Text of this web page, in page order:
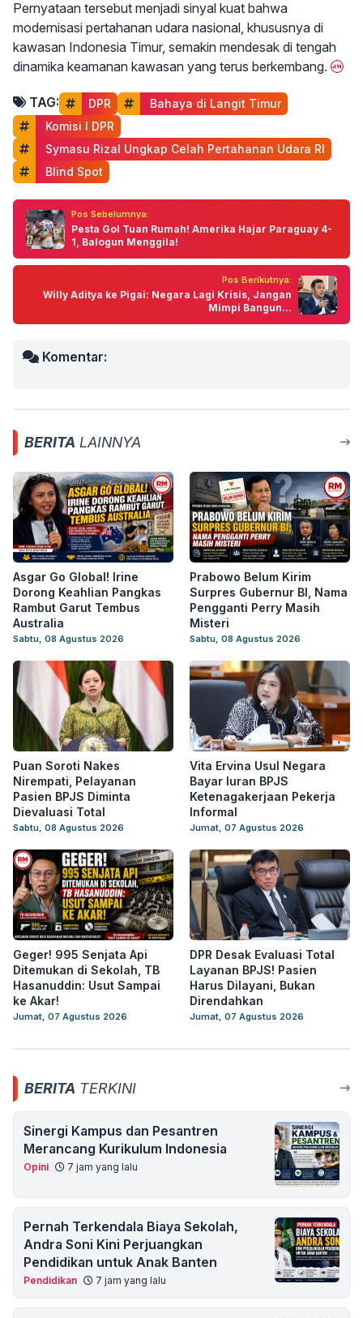
Pernyataan tersebut menjadi sinyal kuat bahwa
modernisasi pertahanan udara nasional, khususnya di
kawasan Indonesia Timur, semakin mendesak di tengah
dinamika keamanan kawasan yang terus berkembang.
TAG: DPR
Bahaya di Langit Timur
Komisi I DPR
Symasu Rizal Ungkap Celah Pertahanan Udara RI
Blind Spot
Pos Sebelumnya:
Pesta Gol Tuan Rumah! Amerika Hajar Paraguay 4-
1, Balogun Menggila!
Pos Berikutnya:
Willy Aditya ke Pigai: Negara Lagi Krisis, Jangan
Mimpi Bangun...
Komentar:
BERITA LAINNYA
Asgar Go Global! Irine
Dorong Keahlian Pangkas
Rambut Garut Tembus
Australia
Sabtu, 08 Agustus 2026
Prabowo Belum Kirim
Surpres Gubernur BI, Nama
Pengganti Perry Masih
Misteri
Sabtu, 08 Agustus 2026
Puan Soroti Nakes
Nirempati, Pelayanan
Pasien BPJS Diminta
Dievaluasi Total
Sabtu, 08 Agustus 2026
Vita Ervina Usul Negara
Bayar Iuran BPJS
Ketenagakerjaan Pekerja
Informal
Jumat, 07 Agustus 2026
Geger! 995 Senjata Api
Ditemukan di Sekolah, TB
Hasanuddin: Usut Sampai
ke Akar!
Jumat, 07 Agustus 2026
DPR Desak Evaluasi Total
Layanan BPJS! Pasien
Harus Dilayani, Bukan
Direndahkan
Jumat, 07 Agustus 2026
BERITA TERKINI
Sinergi Kampus dan Pesantren
Merancang Kurikulum Indonesia
Opini 7 jam yang lalu
Pernah Terkendala Biaya Sekolah,
Andra Soni Kini Perjuangkan
Pendidikan untuk Anak Banten
Pendidikan 7 jam yang lalu